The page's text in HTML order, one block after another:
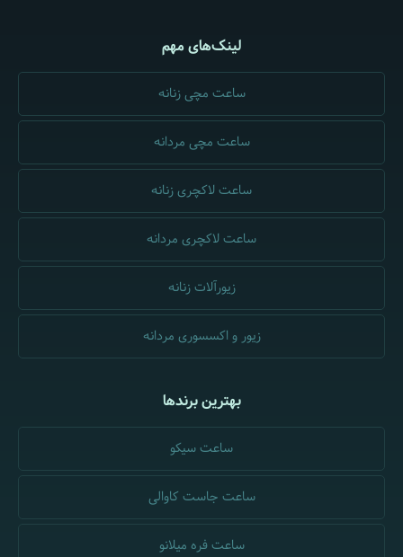
لینک‌های مهم
ساعت مچی زنانه
ساعت مچی مردانه
ساعت لاکچری زنانه
ساعت لاکچری مردانه
زیورآلات زنانه
زیور و اکسسوری مردانه
بهترین برندها
ساعت سیکو
ساعت جاست کاوالی
ساعت فره میلانو